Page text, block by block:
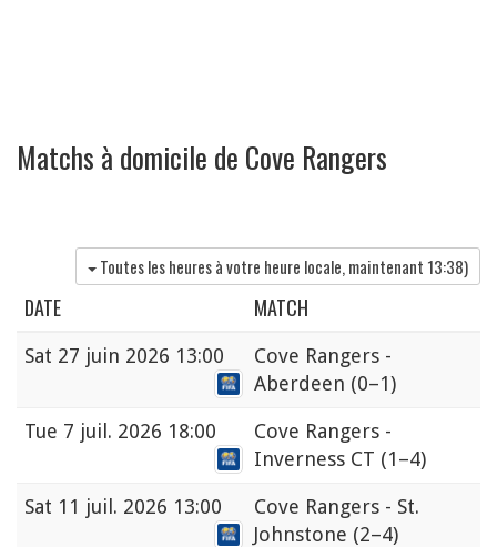
Matchs à domicile de Cove Rangers
Toutes les heures à votre heure locale, maintenant 13:38)
DATE MATCH
Sat 27 juin 2026 13:00
Cove Rangers -
Aberdeen (0–1)
Tue 7 juil. 2026 18:00
Cove Rangers -
Inverness CT (1–4)
Sat 11 juil. 2026 13:00
Cove Rangers - St.
Johnstone (2–4)